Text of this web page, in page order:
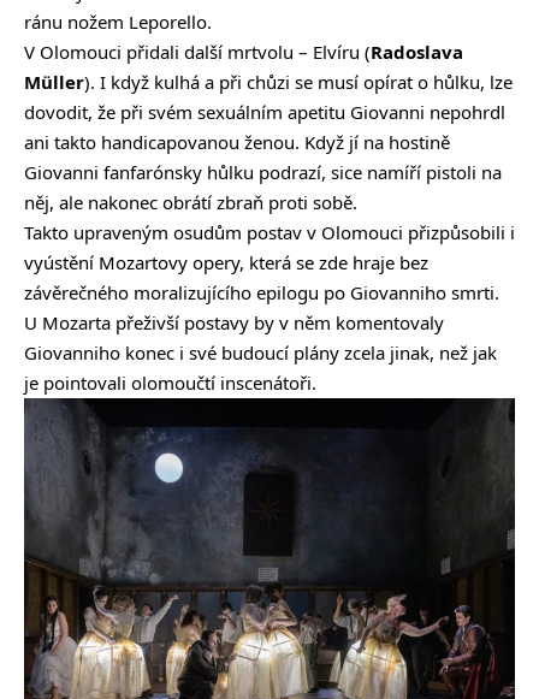
ránu nožem Leporello.
V Olomouci přidali další mrtvolu – Elvíru (Radoslava
Müller). I když kulhá a při chůzi se musí opírat o hůlku, lze
dovodit, že při svém sexuálním apetitu Giovanni nepohrdl
ani takto handicapovanou ženou. Když jí na hostině
Giovanni fanfarónsky hůlku podrazí, sice namíří pistoli na
něj, ale nakonec obrátí zbraň proti sobě.
Takto upraveným osudům postav v Olomouci přizpůsobili i
vyústění Mozartovy opery, která se zde hraje bez
závěrečného moralizujícího epilogu po Giovanniho smrti.
U Mozarta přeživší postavy by v něm komentovaly
Giovanniho konec i své budoucí plány zcela jinak, než jak
je pointovali olomoučtí inscenátoři.